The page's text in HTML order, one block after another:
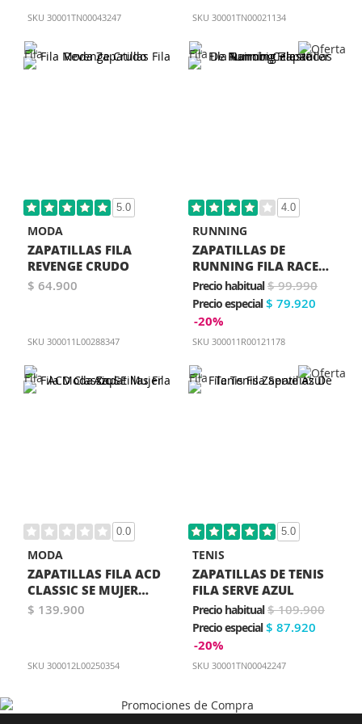
SKU 30001TN00043247 SKU 30001TN00021134
5.0
MODA
ZAPATILLAS FILA
REVENGE CRUDO
$ 64.900
SKU 300011L00288347
4.0
RUNNING
ZAPATILLAS DE
RUNNING FILA RACER
NAIROBI CELESTE
Precio habitual $ 99.990
Precio especial $ 79.920
-20%
SKU 300011R00121178
0.0
MODA
ZAPATILLAS FILA ACD
CLASSIC SE MUJER
AZUL
$ 139.900
SKU 300012L00250354
5.0
TENIS
ZAPATILLAS DE TENIS
FILA SERVE AZUL
Precio habitual $ 109.900
Precio especial $ 87.920
-20%
SKU 30001TN00042247